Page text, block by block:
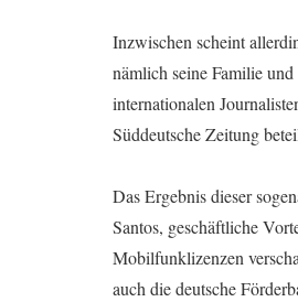
Inzwischen scheint
nämlich seine Familie
internationalen
Süddeutsche Zeitung
Das Ergebnis dieser
Santos, geschäftliche
Mobilfunklizenzen
auch die deutsche